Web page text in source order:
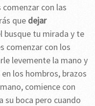
con las
que dejar
busque tu mirada y te
comenzar con los
levemente la mano y
en los hombros, brazos
comience con
su boca pero cuando